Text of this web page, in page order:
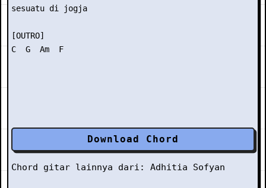
sesuatu di jogja
[OUTRO]
Download Chord
Chord gitar lainnya dari: Adhitia Sofyan